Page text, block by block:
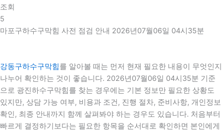
조회
5
마포구하수구막힘 사전 점검 안내 2026년07월06일 04시35분
강동구하수구막힘를 알아볼 때는 먼저 현재 필요한 내용이 무엇인지
나누어 확인하는 것이 좋습니다. 2026년07월06일 04시35분 기준
으로 광진하수구막힘를 찾는 경우에는 기본 정보만 필요한 상황도
있지만, 상담 가능 여부, 비용과 조건, 진행 절차, 준비사항, 개인정보
확인, 최종 안내까지 함께 살펴봐야 하는 경우도 있습니다. 처음부터
빠르게 결정하기보다는 필요한 항목을 순서대로 확인하면 본인에게